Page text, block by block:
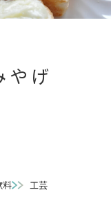
やげ
料 工芸